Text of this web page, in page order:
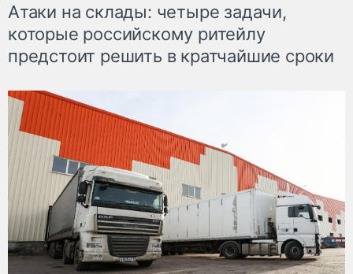
Атаки на склады: четыре задачи,
которые российскому ритейлу
предстоит решить в кратчайшие сроки